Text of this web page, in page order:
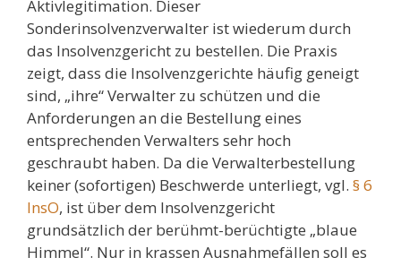
Aktivlegitimation. Dieser
Sonderinsolvenzverwalter ist wiederum durch
das Insolvenzgericht zu bestellen. Die Praxis
zeigt, dass die Insolvenzgerichte häufig geneigt
sind, „ihre“ Verwalter zu schützen und die
Anforderungen an die Bestellung eines
entsprechenden Verwalters sehr hoch
geschraubt haben. Da die Verwalterbestellung
keiner (sofortigen) Beschwerde unterliegt, vgl. § 6
InsO, ist über dem Insolvenzgericht
grundsätzlich der berühmt-berüchtigte „blaue
Himmel“. Nur in krassen Ausnahmefällen soll es